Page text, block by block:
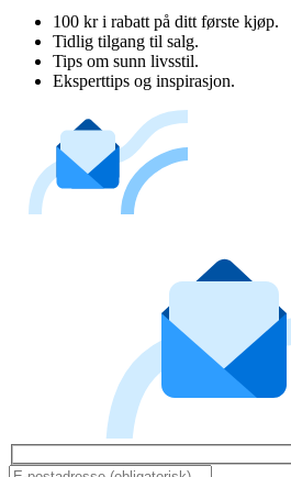
100 kr i rabatt på ditt første kjøp.
Tidlig tilgang til salg.
Tips om sunn livsstil.
Eksperttips og inspirasjon.